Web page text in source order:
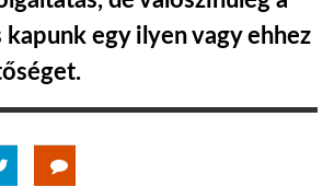
egy ilyen vagy ehhez